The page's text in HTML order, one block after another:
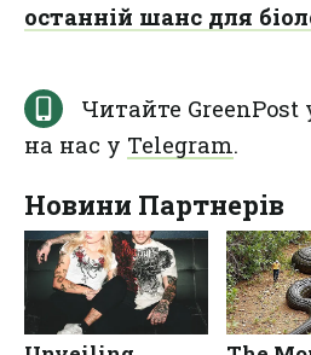
останній шанс для
Читайте GreenPost
на нас у Telegram.